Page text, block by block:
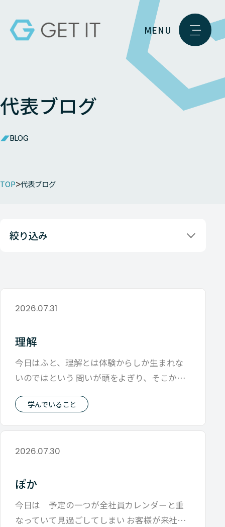
MENU
代表ブログ
BLOG
TOP 代表ブログ
絞り込み
2026.07.31
理解
今日はふと、理解とは体験からしか生まれな
いのではという 問いが頭をよぎり、そこから
学んでいること
2026.07.30
ぽか
今日は 予定の一つが全社員カレンダーと重
なっていて見過ごしてしまい お客様が来社さ